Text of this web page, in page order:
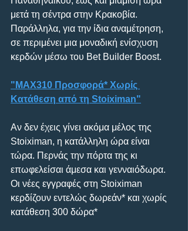
μετά τη σέντρα στην Κρακοβία.
Παράλληλα, για την ίδια αναμέτρηση,
σε περιμένει μια μοναδική ενίσχυση
κερδών μέσω του Bet Builder Boost.
"MAX310 Προσφορά* Χωρίς
Κατάθεση από τη Stoiximan"
Αν δεν έχεις γίνει ακόμα μέλος της
Stoiximan, η κατάλληλη ώρα είναι
τώρα. Περνάς την πόρτα της κι
επωφελείσαι άμεσα και γενναιόδωρα.
Οι νέες εγγραφές στη Stoiximan
κερδίζουν εντελώς δωρεάν* και χωρίς
κατάθεση 300 δώρα*